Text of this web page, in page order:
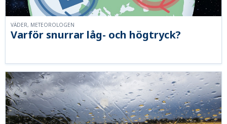
Varför snurrar låg- och högtryck?
VÄDER, METEOROLOGEN